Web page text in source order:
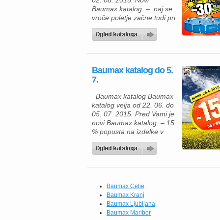
Baumax katalog – naj se
vroče poletje začne tudi pri
Baumax – u s – 30 %
popusta na izdelke za
sredo, 22. 07. 2015 je v
boste lahko prav ves dan
nakupovali […]
Baumax katalog do 5.
7.
Baumax katalog Baumax
katalog velja od 22. 06. do
05. 07. 2015. Pred Vami je
novi Baumax katalog: – 15
% popusta na izdelke v
sredo, 24. 06. 2015.
Baumax katalog Vas v
obdobju vabi z artikli, s
na svojem vrtu začutili
pravo poletje. Baumax
katalog velja od […]
Baumax Celje
Baumax Kranj
Baumax Ljubljana
Baumax Maribor